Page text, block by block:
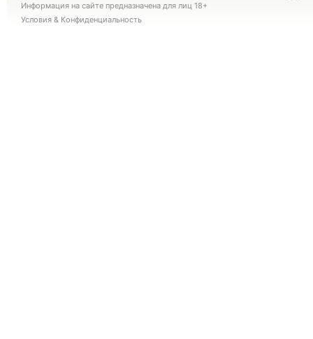
Информация на сайте предназначена для лиц 18+
Условия & Конфиденциальность